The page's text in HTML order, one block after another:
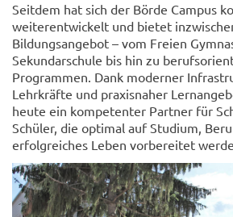
Seitdem hat sich der Börde Campus
weiterentwickelt und bietet
Bildungsangebot – vom Freien
Sekundarschule bis hin zu
Programmen. Dank moderner
Lehrkräfte und praxisnaher
heute ein kompetenter Partner für
Schüler, die optimal auf Studium,
erfolgreiches Leben vorbereitet